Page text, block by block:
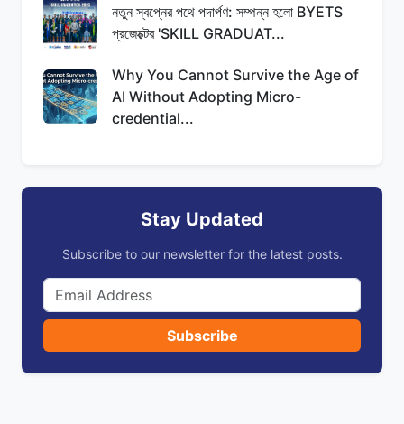
নতুন স্বপ্নের পথে পদার্পণ: সম্পন্ন হলো BYETS
প্রজেক্টের 'SKILL GRADUAT...
Why You Cannot Survive the Age of
AI Without Adopting Micro-
credential...
Stay Updated
Subscribe to our newsletter for the latest posts.
Subscribe